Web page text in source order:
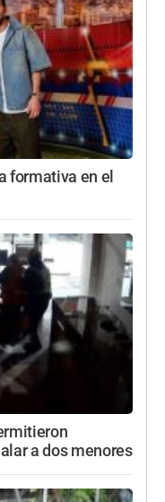
formativa en el
a dos menores